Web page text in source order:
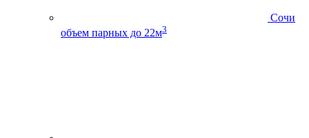
Сочи
объем парных до 22м3